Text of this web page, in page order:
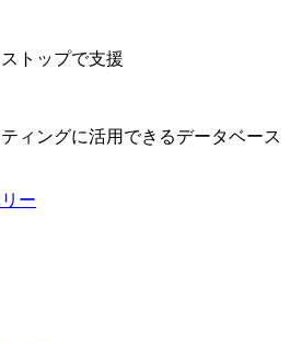
トップで支援
ィングに活用できるデータベース